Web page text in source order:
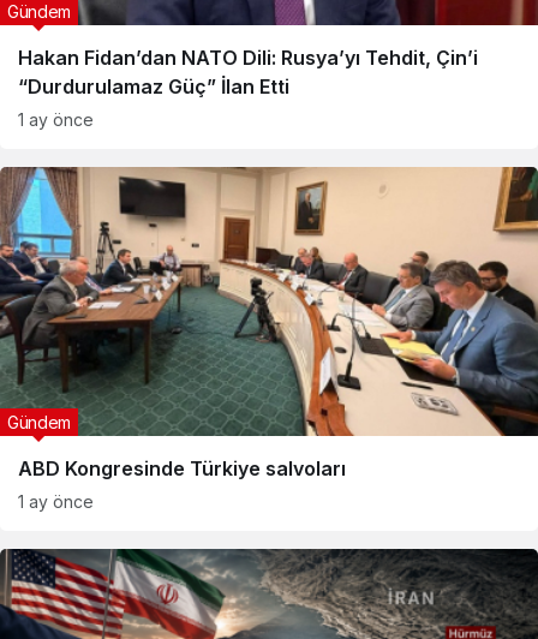
Hakan Fidan’dan NATO Dili: Rusya’yı Tehdit, Çin’i
“Durdurulamaz Güç” İlan Etti
Gündem
1 ay önce
ABD Kongresinde Türkiye salvoları
Gündem
1 ay önce